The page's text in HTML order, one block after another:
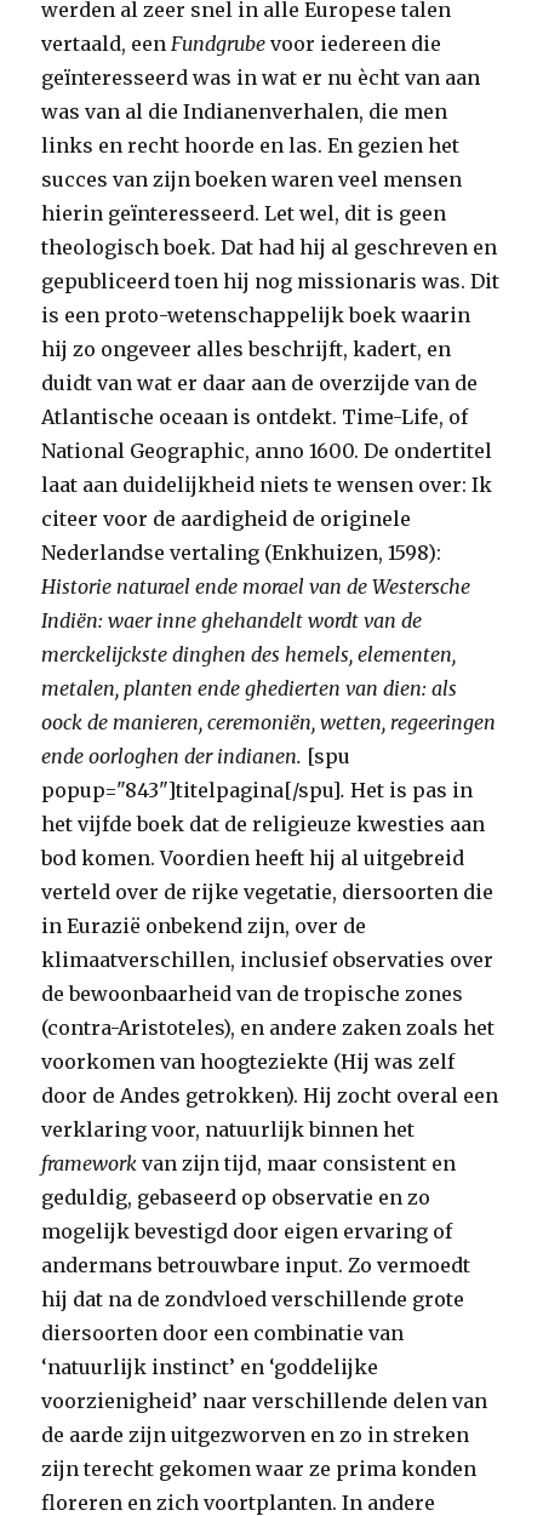
werden al zeer snel in alle Europese talen
vertaald, eenFundgrube voor iedereen die
geïnteresseerd was in wat er nu ècht van aan
was van al die Indianenverhalen, die men
links en recht hoorde en las. En gezien het
succes van zijn boeken waren veel mensen
hierin geïnteresseerd. Let wel, dit is geen
theologisch boek. Dat had hij al geschreven en
gepubliceerd toen hij nog missionaris was. Dit
is een proto-wetenschappelijk boek waarin
hij zo ongeveer alles beschrijft, kadert, en
duidt van wat er daar aan de overzijde van de
Atlantische oceaan is ontdekt. Time-Life, of
National Geographic, anno 1600. De ondertitel
laat aan duidelijkheid niets te wensen over: Ik
citeer voor de aardigheid de originele
Nederlandse vertaling (Enkhuizen, 1598):
Historie naturael ende morael van de Westersche
Indiën: waer inne ghehandelt wordt van de
merckelĳckste dinghen des hemels, elementen,
metalen, planten ende ghedierten van dien: als
oock de manieren, ceremoniën, wetten, regeeringen
ende oorloghen der indianen. [spu
popup="843"]titelpagina[/spu].Het is pas in
het vijfde boek dat de religieuze kwesties aan
bod komen. Voordien heeft hij al uitgebreid
verteld over de rijke vegetatie, diersoorten die
in Eurazië onbekend zijn, over de
klimaatverschillen, inclusief observaties over
de bewoonbaarheid van de tropische zones
(contra-Aristoteles), en andere zaken zoals het
voorkomen van hoogteziekte (Hij was zelf
door de Andes getrokken). Hij zocht overal een
verklaring voor, natuurlijk binnen het
framework van zijn tijd, maar consistent en
geduldig, gebaseerd op observatie en zo
mogelijk bevestigd door eigen ervaring of
andermans betrouwbare input. Zo vermoedt
hij dat na de zondvloed verschillende grote
diersoorten door een combinatie van
‘natuurlijk instinct’ en ‘goddelijke
voorzienigheid’ naar verschillende delen van
de aarde zijn uitgezworven en zo in streken
zijn terecht gekomen waar ze prima konden
floreren en zich voortplanten. In andere